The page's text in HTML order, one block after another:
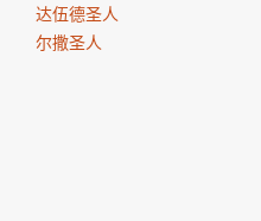
达伍德圣人
尔撒圣人